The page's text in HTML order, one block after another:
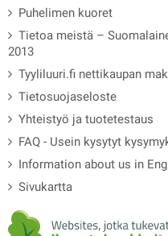
Puhelimen kuoret
Tietoa meistä –
2013
Tyyliluuri.fi nettikaupan
Tietosuojaseloste
Yhteistyö ja tuotetestaus
FAQ - Usein kysytyt
Information about us in
Sivukartta